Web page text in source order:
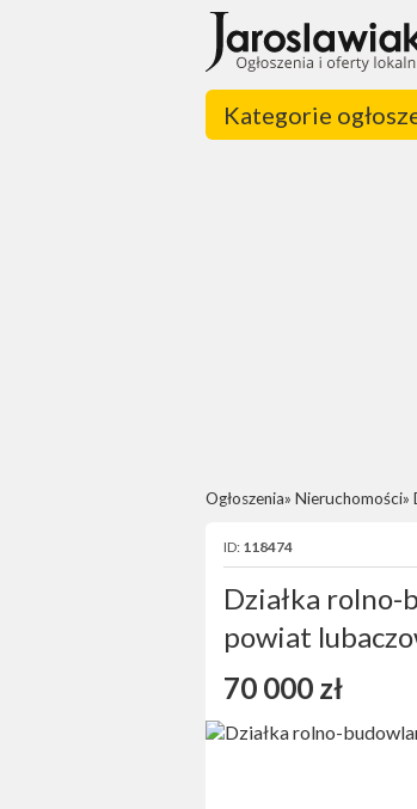
Kategorie
Ogłoszenia Nieruchomości
ID: 118474
Działka
powiat
70 000 zł